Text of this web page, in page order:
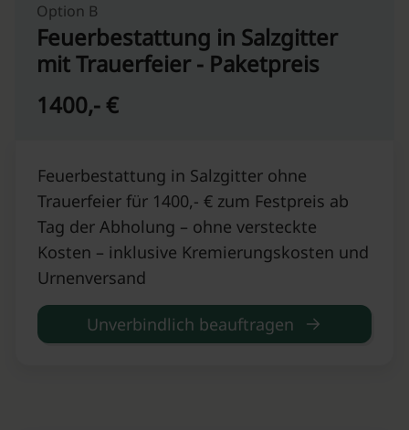
Option B
Feuerbestattung in Salzgitter
mit Trauerfeier - Paketpreis
1400,- €
Feuerbestattung in Salzgitter ohne
Trauerfeier für 1400,- € zum Festpreis ab
Tag der Abholung – ohne versteckte
Kosten – inklusive Kremierungskosten und
Urnenversand
Unverbindlich beauftragen